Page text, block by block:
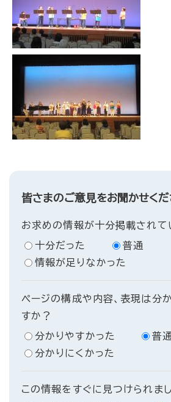
皆さまのご意見をお聞かせくだ
お求めの情報が十分掲載されて
十分だった
普通
情報が足りなかった
ページの構成や内容、表現は分
すか？
分かりやすかった
普通
分かりにくかった
この情報をすぐに見つけられま